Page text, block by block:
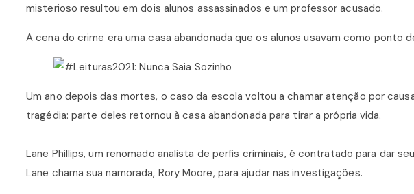
misterioso resultou em dois alunos assassinados e um professor acusado.
A cena do crime era uma casa abandonada que os alunos usavam como ponto
Um ano depois das mortes, o caso da escola voltou a chamar atenção por
tragédia: parte deles retornou à casa abandonada para tirar a própria vida.
Lane Phillips, um renomado analista de perfis criminais, é contratado para dar
Lane chama sua namorada, Rory Moore, para ajudar nas investigações.